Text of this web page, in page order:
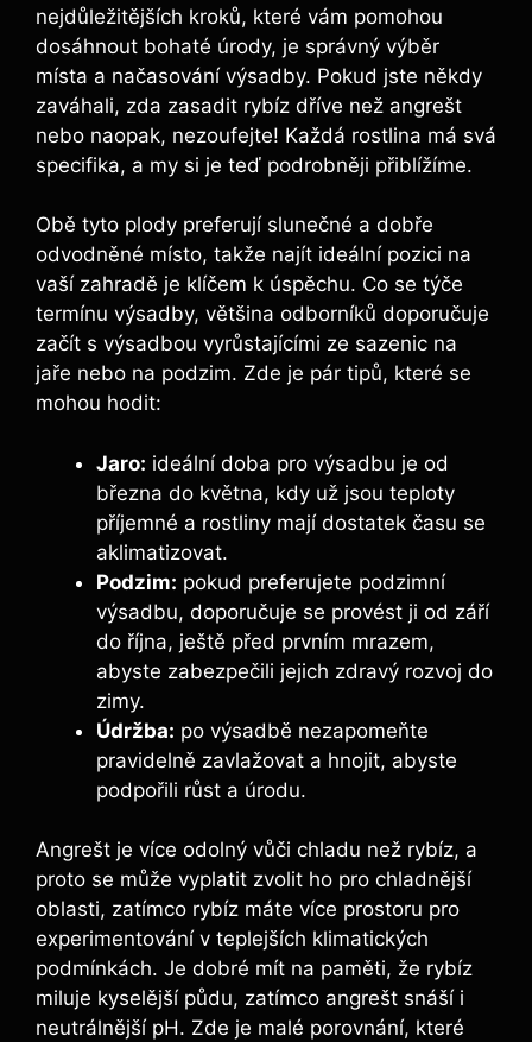
nejdůležitějších kroků, které vám pomohou
dosáhnout bohaté úrody, je správný výběr
místa a načasování výsadby. Pokud jste někdy
zaváhali, zda zasadit rybíz dříve než angrešt
nebo naopak, nezoufejte! Každá rostlina má svá
specifika, a my si je teď podrobněji přiblížíme.
Obě tyto plody preferují slunečné a dobře
odvodněné místo, takže najít ideální pozici na
vaší zahradě je klíčem k úspěchu. Co se týče
termínu výsadby, většina odborníků doporučuje
začít s výsadbou vyrůstajícími ze sazenic na
jaře nebo na podzim. Zde je pár tipů, které se
mohou hodit:
Jaro: ideální doba pro výsadbu je od
března do května, kdy už jsou teploty
příjemné a rostliny mají dostatek času se
aklimatizovat.
Podzim: pokud preferujete podzimní
výsadbu, doporučuje se provést ji od září
do října, ještě před prvním mrazem,
abyste zabezpečili jejich zdravý rozvoj do
zimy.
Údržba: po výsadbě nezapomeňte
pravidelně zavlažovat a hnojit, abyste
podpořili růst a úrodu.
Angrešt je více odolný vůči chladu než rybíz, a
proto se může vyplatit zvolit ho pro chladnější
oblasti, zatímco rybíz máte více prostoru pro
experimentování v teplejších klimatických
podmínkách. Je dobré mít na paměti, že rybíz
miluje kyselější půdu, zatímco angrešt snáší i
neutrálnější pH. Zde je malé porovnání, které